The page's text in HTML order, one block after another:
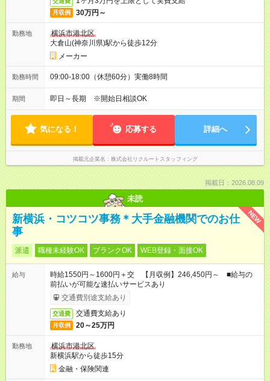
月収例 30万円～
勤務地
横浜市港北区
大倉山(神奈川県)駅から徒歩12分
メーカー
勤務時間 09:00-18:00（休憩60分）実働8時間
期間 即日～長期 ※開始日相談OK
気になる！ 応募する 詳細へ
掲載元企業名 株式会社リクルートスタッフィング
掲載日：2026.08.09
未読
NEW
新横浜・コツコツ事務＊大手金融機関でのお仕
事
派遣 職種未経験OK ブランクOK WEB登録・面接OK
給与
時給1550円～1600円＋交 【月収例】246,450円～ ■給与の
前払いが可能な速払いサービスあり
交通費別途支給あり
交通費 交通費支給あり
月収例 20～25万円
勤務地
横浜市港北区
新横浜駅から徒歩15分
金融・保険関連